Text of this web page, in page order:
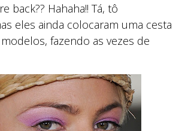
back?? Hahaha!! Tá, tô
eles ainda colocaram uma cesta
fazendo as vezes de